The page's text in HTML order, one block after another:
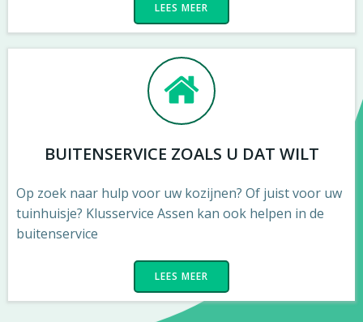
LEES MEER
BUITENSERVICE ZOALS U DAT WILT
Op zoek naar hulp voor uw kozijnen? Of juist voor uw
tuinhuisje? Klusservice Assen kan ook helpen in de
buitenservice
LEES MEER